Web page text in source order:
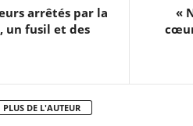
arrêtés par la
un fusil et des
«
PLUS DE L'AUTEUR